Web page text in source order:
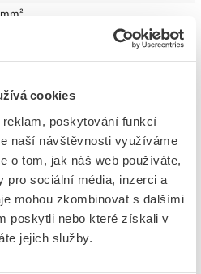
cookies
poskytování funkcí
naší návštěvnosti využíváme
o tom, jak náš web používáte,
pro sociální média, inzerci a
mohou zkombinovat s dalšími
poskytli nebo které získali v
jejich služby.
- 6500 K
pro průchod drátu
h